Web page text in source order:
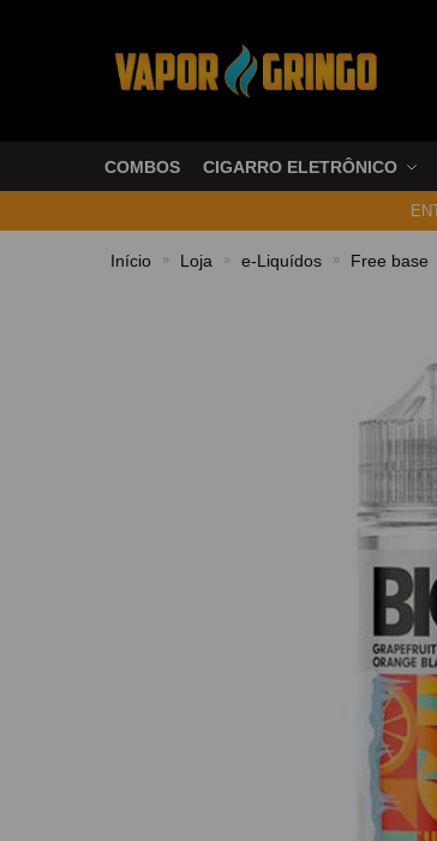
COMBOS CIGARRO ELETRÔNICO
Início » Loja » e-Liquídos » Free base